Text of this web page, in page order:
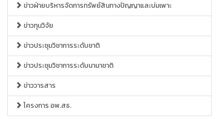
ข่าวฝ่ายบริหารจัดการทรัพย์สินทางปัญญาและบ่มเพาะ
ข่าวทุนวิจัย
ข่าวประชุมวิชาการระดับชาติ
ข่าวประชุมวิชาการระดับนานาชาติ
ข่าววารสาร
โครงการ อพ.สธ.